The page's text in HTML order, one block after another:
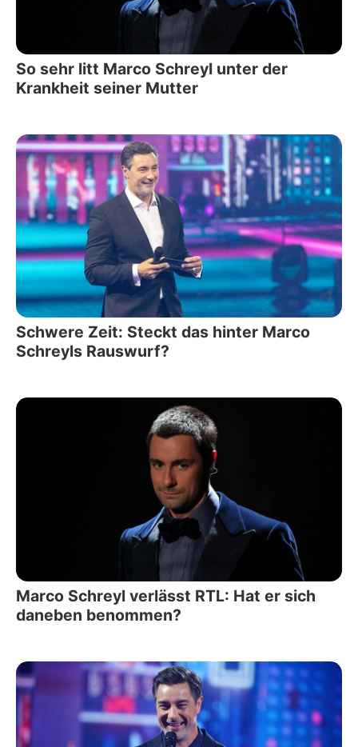
So sehr litt Marco Schreyl unter der
Krankheit seiner Mutter
Schwere Zeit: Steckt das hinter Marco
Schreyls Rauswurf?
Marco Schreyl verlässt RTL: Hat er sich
daneben benommen?